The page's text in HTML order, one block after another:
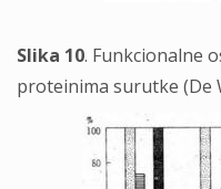
Slika 10. Funkcionalne
proteinima surutke (De